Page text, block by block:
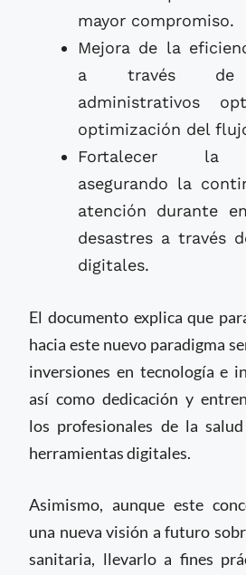
mayor compromiso.
Mejora de la
a través de
administrativos
optimización del
Fortalecer la
asegurando la
atención durante
desastres a través
digitales.
El documento explica que
hacia este nuevo paradigma
inversiones en tecnología e
así como dedicación y
los profesionales de la
herramientas digitales.
Asimismo, aunque este
una nueva visión a futuro
sanitaria, llevarlo a fines